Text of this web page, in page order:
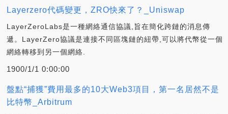
Layerzero代碼變更，ZRO快來了？_Uniswap
LayerZeroLabs是一種網絡通信協議,旨在簡化跨鏈的消息傳
遞。LayerZero協議是連接不同區塊鏈的紐帶,可以將代幣從一個
網絡轉移到另一個網絡.
1900/1/1 0:00:00
盤點“捕獲”費用最多的10大Web3項目，第一名居然不是
比特幣_Arbitrum